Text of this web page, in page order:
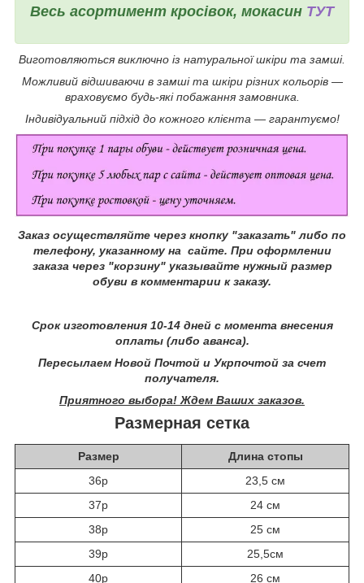
Весь асортимент кросівок, мокасин ТУТ
Виготовляються виключно із натуральної шкіри та замші.
Можливий відшиваючи в замші та шкіри різних кольорів ―
враховуємо будь-які побажання замовника.
Індивідуальний підхід до кожного клієнта ― гарантуємо!
Заказ осуществляйте через кнопку "заказать" либо по
телефону, указанному на сайте. При оформлении
заказа через "корзину" указывайте нужный размер
обуви в комментарии к заказу.
Срок изготовления 10-14 дней с момента внесения
оплаты (либо аванса).
Пересылаем Новой Почтой и Укрпочтой за счет
получателя.
Приятного выбора! Ждем Ваших заказов.
Размерная сетка
Размер
Длина стопы
36р
23,5 см
37р
24 см
38р
25 см
39р
25,5см
40р
26 см